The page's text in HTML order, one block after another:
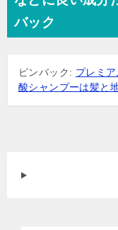
ー
ョ
バック
ピンバック: プレミ
酸シャンプーは髪と